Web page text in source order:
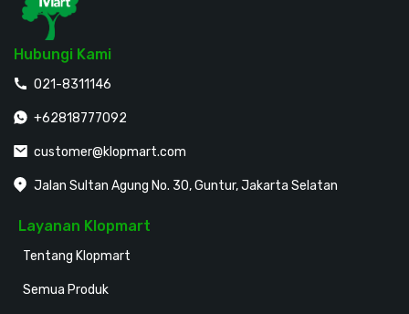
Hubungi Kami
021-8311146
+62818777092
customer@klopmart.com
Jalan Sultan Agung No. 30, Guntur, Jakarta Selatan
Layanan Klopmart
Tentang Klopmart
Semua Produk